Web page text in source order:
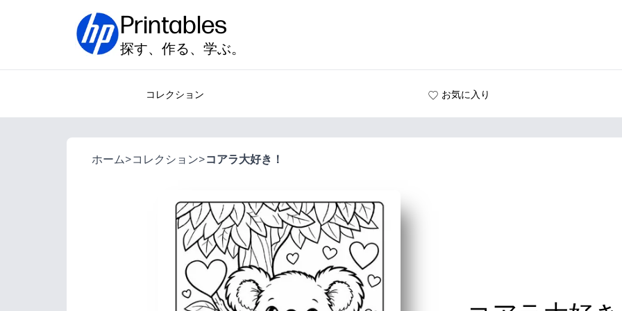
Printables
探す、作る、学ぶ。
コレクション お気に入り
ホーム>コレクション>コアラ大好き！